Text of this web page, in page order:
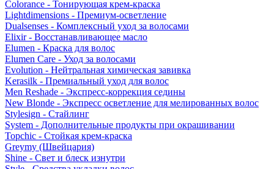
Colorance - Тонирующая крем-краска
Lightdimensions - Премиум-осветление
Dualsenses - Комплексный уход за волосами
Elixir - Восстанавливающее масло
Elumen - Краска для волос
Elumen Care - Уход за волосами
Evolution - Нейтральная химическая завивка
Kerasilk - Премиальный уход для волос
Men Reshade - Экспресс-коррекция седины
New Blonde - Экспресс осветление для мелированных волос
Stylesign - Стайлинг
System - Дополнительные продукты при окрашивании
Topchic - Стойкая крем-краска
Greymy (Швейцария)
Shine - Свет и блеск изнутри